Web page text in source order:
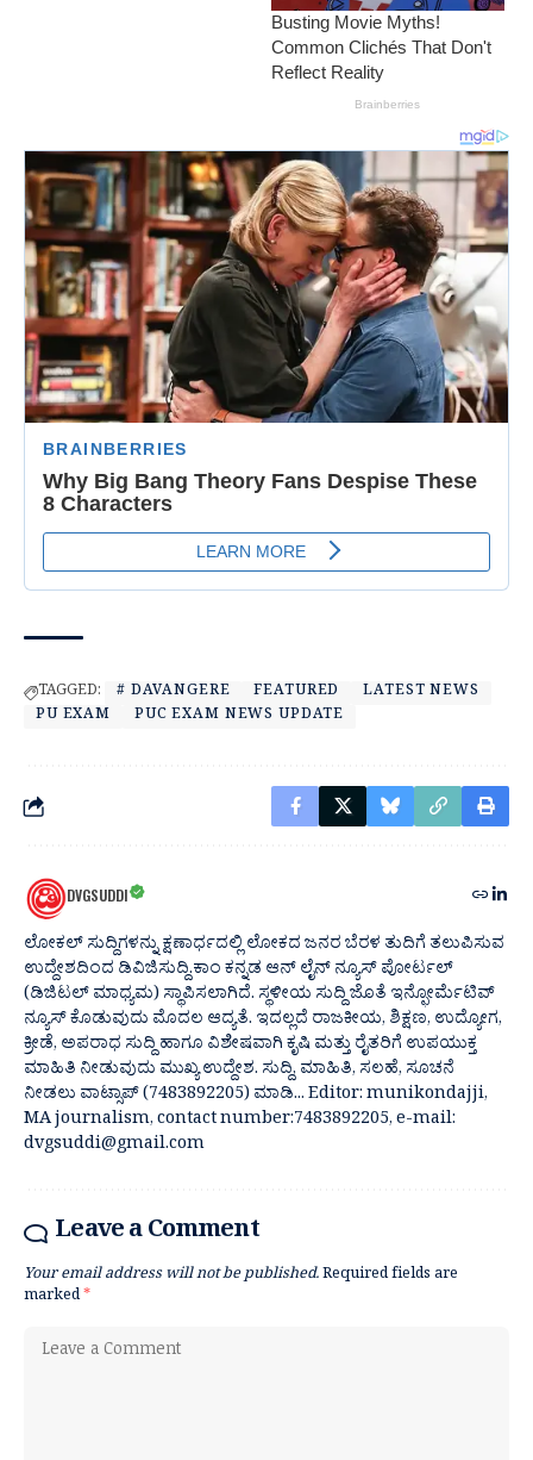
TAGGED: # DAVANGERE FEATURED
LATEST NEWS
PU EXAM
PUC EXAM NEWS UPDATE
DVGSUDDI
ಲೋಕಲ್ ಸುದ್ದಿಗಳನ್ನು ಕ್ಷಣಾರ್ಧದಲ್ಲಿ ಲೋಕದ ಜನರ ಬೆರಳ ತುದಿಗೆ ತಲುಪಿಸುವ
ಉದ್ದೇಶದಿಂದ ಡಿವಿಜಿಸುದ್ದಿ.ಕಾಂ ಕನ್ನಡ ಆನ್ ಲೈನ್ ನ್ಯೂಸ್ ಪೋರ್ಟಲ್
(ಡಿಜಿಟಲ್ ಮಾಧ್ಯಮ) ಸ್ಥಾಪಿಸಲಾಗಿದೆ. ಸ್ಥಳೀಯ ಸುದ್ದಿ ಜೊತೆ ಇನ್ಫೋರ್ಮೆಟಿವ್
ನ್ಯೂಸ್ ಕೊಡುವುದು ಮೊದಲ ಆದ್ಯತೆ. ಇದಲ್ಲದೆ ರಾಜಕೀಯ, ಶಿಕ್ಷಣ, ಉದ್ಯೋಗ,
ಕ್ರೀಡೆ, ಅಪರಾಧ ಸುದ್ದಿ ಹಾಗೂ ವಿಶೇಷವಾಗಿ ಕೃಷಿ ಮತ್ತು ರೈತರಿಗೆ ಉಪಯುಕ್ತ
ಮಾಹಿತಿ ನೀಡುವುದು ಮುಖ್ಯ ಉದ್ದೇಶ. ಸುದ್ದಿ, ಮಾಹಿತಿ, ಸಲಹೆ, ಸೂಚನೆ
ನೀಡಲು ವಾಟ್ಸಾಪ್ (7483892205) ಮಾಡಿ... Editor: munikondajji,
MA journalism, contact number:7483892205, e-mail:
dvgsuddi@gmail.com
Leave a Comment
Your email address will not be published.Required fields are
marked*